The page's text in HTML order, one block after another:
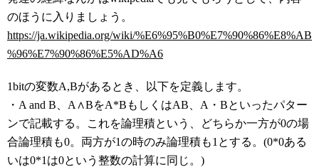
のほうに入りましょう。
https://ja.wikipedia.org/wiki/%E6%95%B0%E7%90%86%E8%AB
%96%E7%90%86%E5%AD%A6
1bitの変数A,Bがあるとき、以下を定義します。
・A and B、A∧BをA*BもしくはAB、A・Bといったパター
ンで記載する。これを論理積という、どちらか一方が0の場
合論理積も0。両方が1の時のみ論理積も1とする。(0*0ある
いは0*1は0という整数の計算に同じ。)